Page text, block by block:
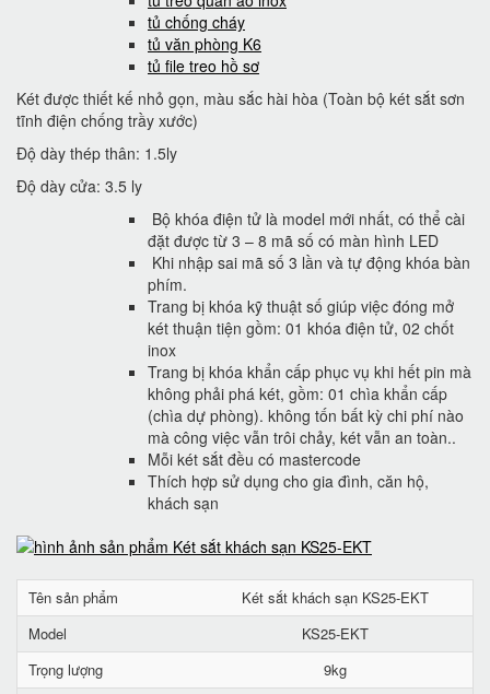
tủ chống cháy
tủ văn phòng K6
tủ file treo hồ sơ
Két được thiết kế nhỏ gọn, màu sắc hài hòa (Toàn bộ két sắt sơn
tĩnh điện chống trầy xước)
Độ dày thép thân: 1.5ly
Độ dày cửa: 3.5 ly
Bộ khóa điện tử là model mới nhất, có thể cài
đặt được từ 3 – 8 mã số có màn hình LED
Khi nhập sai mã số 3 lần và tự động khóa bàn
phím.
Trang bị khóa kỹ thuật số giúp việc đóng mở
két thuận tiện gồm: 01 khóa điện tử, 02 chốt
inox
Trang bị khóa khẩn cấp phục vụ khi hết pin mà
không phải phá két, gồm: 01 chìa khẩn cấp
(chìa dự phòng). không tốn bất kỳ chi phí nào
mà công việc vẫn trôi chảy, két vẫn an toàn..
Mỗi két sắt đều có mastercode
Thích hợp sử dụng cho gia đình, căn hộ,
khách sạn
Tên sản phẩm
Két sắt khách sạn KS25-EKT
Model
KS25-EKT
Trọng lượng
9kg